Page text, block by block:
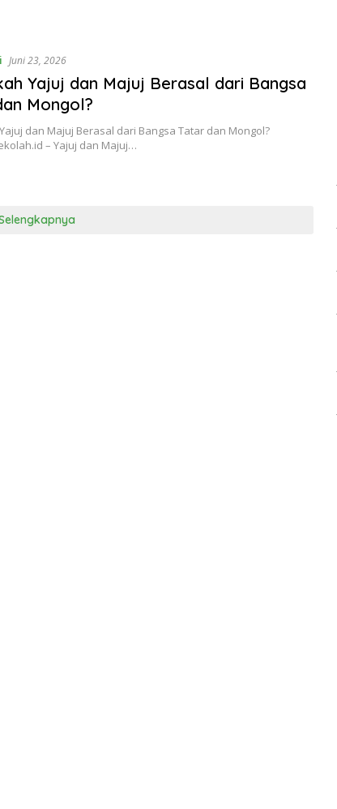
Juni 23, 2026
Yajuj dan Majuj Berasal dari Bangsa
Mongol?
dan Majuj Berasal dari Bangsa Tatar dan Mongol?
– Yajuj dan Majuj…